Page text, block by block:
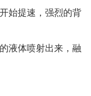
始提速，强烈的背
液体喷射出来，融